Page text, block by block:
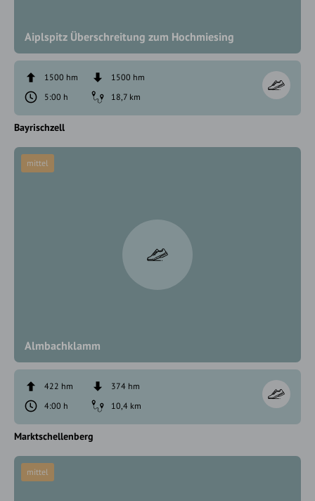
Aiplspitz Überschreitung zum Hochmiesing
1500 hm
1500 hm
5:00 h
18,7 km
Bayrischzell
Almbachklamm
mittel
422 hm
374 hm
4:00 h
10,4 km
Marktschellenberg
mittel